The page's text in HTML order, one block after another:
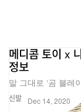
신발
메디콤 토이 x
정보
말 그대로 ‘곰 블레
Dec 14, 2020